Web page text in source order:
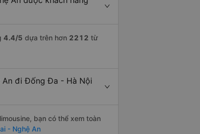
4.4/5 dựa trên hơn 2212 từ
đi Đống Đa - Hà Nội
bạn có thể xem toàn
- Nghệ An